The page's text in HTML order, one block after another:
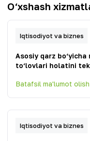
O‘xshash
Iqtisodiyot va biznes
Asosiy qarz
to‘lovlari holatini
Batafsil ma'lumot olish
Iqtisodiyot va biznes